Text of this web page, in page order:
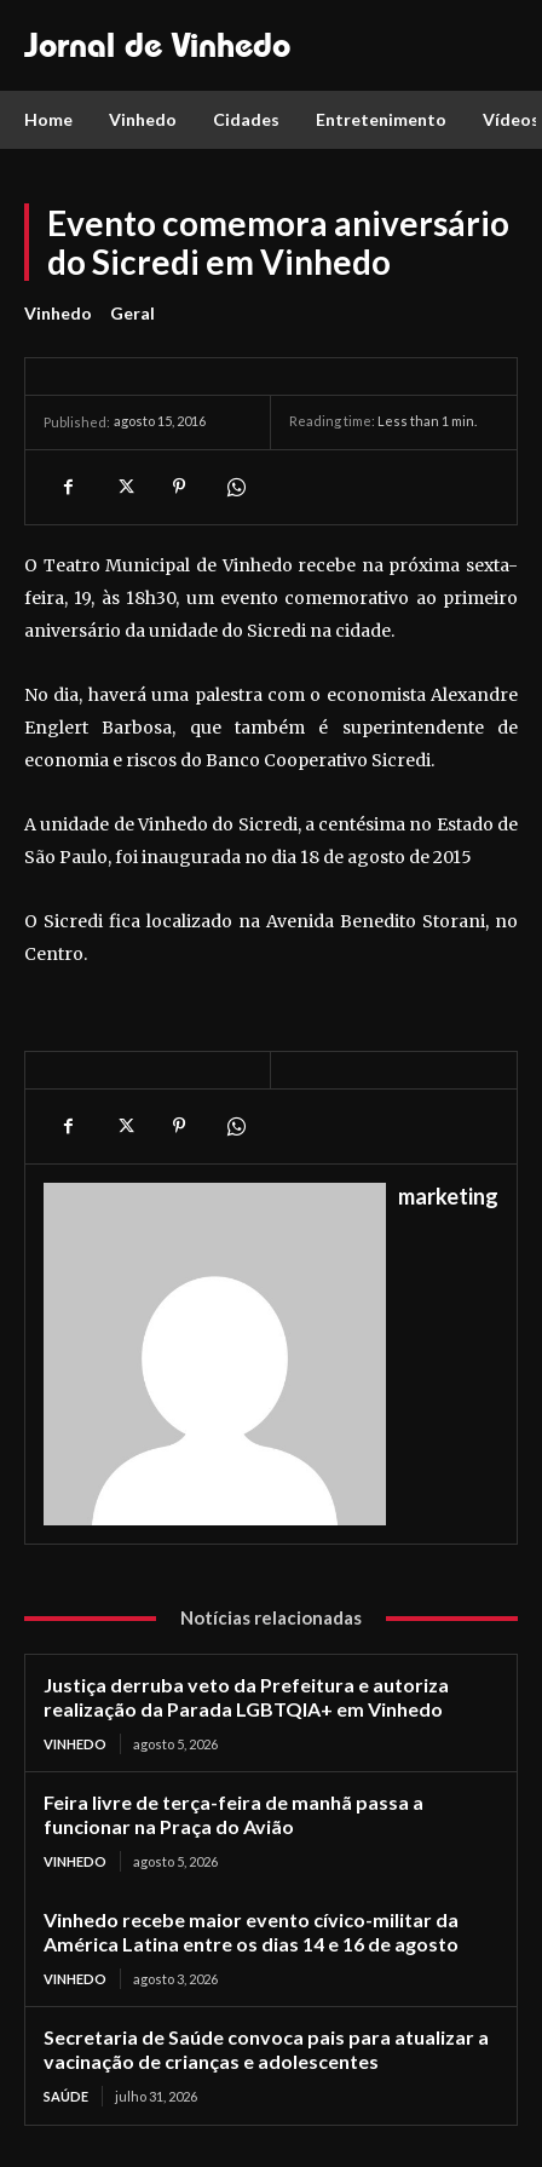
Jornal de Vinhedo
Home Vinhedo Cidades Entretenimento Vídeos
Evento comemora aniversário
do Sicredi em Vinhedo
Vinhedo Geral
Published: agosto 15, 2016 Reading time: Less than 1 min.
O Teatro Municipal de Vinhedo recebe na próxima sexta-
feira, 19, às 18h30, um evento comemorativo ao primeiro
aniversário da unidade do Sicredi na cidade.
No dia, haverá uma palestra com o economista Alexandre
Englert Barbosa, que também é superintendente de
economia e riscos do Banco Cooperativo Sicredi.
A unidade de Vinhedo do Sicredi, a centésima no Estado de
São Paulo, foi inaugurada no dia 18 de agosto de 2015
O Sicredi fica localizado na Avenida Benedito Storani, no
Centro.
marketing
Notícias relacionadas
Justiça derruba veto da Prefeitura e autoriza
realização da Parada LGBTQIA+ em Vinhedo
VINHEDO agosto 5, 2026
Feira livre de terça-feira de manhã passa a
funcionar na Praça do Avião
VINHEDO agosto 5, 2026
Vinhedo recebe maior evento cívico-militar da
América Latina entre os dias 14 e 16 de agosto
VINHEDO agosto 3, 2026
Secretaria de Saúde convoca pais para atualizar a
vacinação de crianças e adolescentes
SAÚDE julho 31, 2026